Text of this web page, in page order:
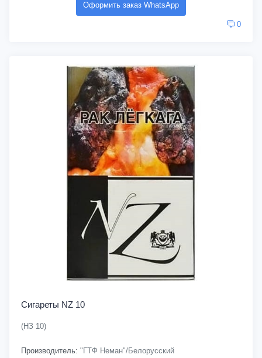
Оформить заказ WhatsApp
0
Сигареты NZ 10
(НЗ 10)
Производитель: "ГТФ Неман"/Белорусский